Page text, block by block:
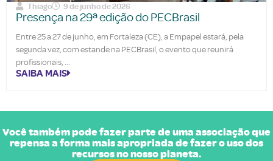
Thiago 9 de junho de 2026
Presença na 29ª edição do PECBrasil
Entre 25 a 27 de junho, em Fortaleza (CE), a Empapel estará, pela
segunda vez, com estande na PECBrasil, o evento que reunirá
profissionais,
SAIBA MAIS
Você também pode fazer parte de uma associação que
repensa a forma mais apropriada de fazer o uso dos
recursos no nosso planeta.